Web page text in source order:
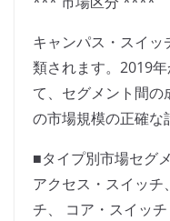
キャンパス・スイ
類されます。2019
て、セグメント間
の市場規模の正確な
■タイプ別市場セグ
アクセス・スイッチ
チ、 コア・スイッチ